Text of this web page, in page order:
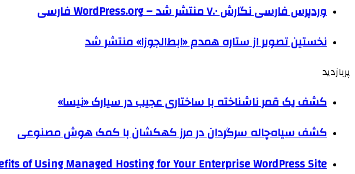
وردپرس فارسی نگارش ۷.۰ منتشر شد – WordPress.org فارسی
نخستین تصویر از ستاره همدم «ابط‌الجوزا» منتشر شد
پربازدید
کشف یک قمر ناشناخته با ساختاری عجیب در سیارک «نیسا»
کشف سیاه‌چاله سرگردان در مرز کهکشان با کمک هوش مصنوعی
of Using Managed Hosting for Your Enterprise WordPress Site